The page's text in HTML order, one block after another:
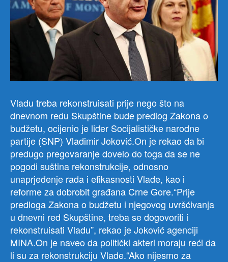
Vladu treba rekonstruisati prije nego što na
dnevnom redu Skupštine bude predlog Zakona o
budžetu, ocijenio je lider Socijalističke narodne
partije (SNP) Vladimir Joković.On je rekao da bi
predugo pregovaranje dovelo do toga da se ne
pogodi suština rekonstrukcije, odnosno
unaprjeđenje rada i efikasnosti Vlade, kao i
reforme za dobrobit građana Crne Gore.“Prije
predloga Zakona o budžetu i njegovog uvršćivanja
u dnevni red Skupštine, treba se dogovoriti i
rekonstruisati Vladu”, rekao je Joković agenciji
MINA.On je naveo da politički akteri moraju reći da
li su za rekonstrukciju Vlade.“Ako nijesmo za